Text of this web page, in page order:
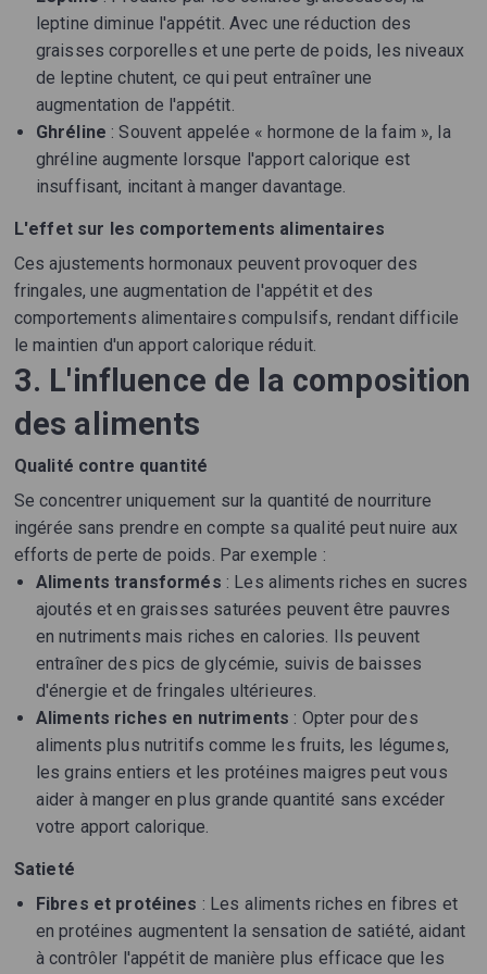
leptine diminue l'appétit. Avec une réduction des
graisses corporelles et une perte de poids, les niveaux
de leptine chutent, ce qui peut entraîner une
augmentation de l'appétit.
Ghréline : Souvent appelée « hormone de la faim », la
ghréline augmente lorsque l'apport calorique est
insuffisant, incitant à manger davantage.
L'effet sur les comportements alimentaires
Ces ajustements hormonaux peuvent provoquer des
fringales, une augmentation de l'appétit et des
comportements alimentaires compulsifs, rendant difficile
le maintien d'un apport calorique réduit.
3. L'influence de la composition
des aliments
Qualité contre quantité
Se concentrer uniquement sur la quantité de nourriture
ingérée sans prendre en compte sa qualité peut nuire aux
efforts de perte de poids. Par exemple :
Aliments transformés : Les aliments riches en sucres
ajoutés et en graisses saturées peuvent être pauvres
en nutriments mais riches en calories. Ils peuvent
entraîner des pics de glycémie, suivis de baisses
d'énergie et de fringales ultérieures.
Aliments riches en nutriments : Opter pour des
aliments plus nutritifs comme les fruits, les légumes,
les grains entiers et les protéines maigres peut vous
aider à manger en plus grande quantité sans excéder
votre apport calorique.
Satieté
Fibres et protéines : Les aliments riches en fibres et
en protéines augmentent la sensation de satiété, aidant
à contrôler l'appétit de manière plus efficace que les